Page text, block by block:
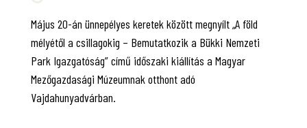
Május 20-án ünnepélyes keretek között megnyílt „A föld
mélyétől a csillagokig – Bemutatkozik a Bükki Nemzeti
Park Igazgatóság” című időszaki kiállítás a Magyar
Mezőgazdasági Múzeumnak otthont adó
Vajdahunyadvárban.